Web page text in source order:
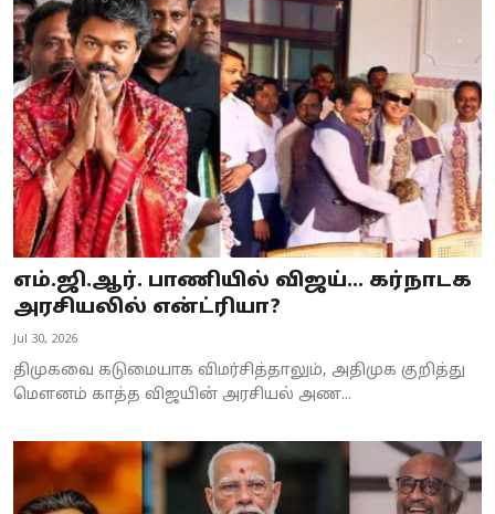
எம்.ஜி.ஆர். பாணியில் விஜய்... கர்நாடக
அரசியலில் என்ட்ரியா?
Jul 30, 2026
திமுகவை கடுமையாக விமர்சித்தாலும், அதிமுக குறித்து
மௌனம் காத்த விஜயின் அரசியல் அண...